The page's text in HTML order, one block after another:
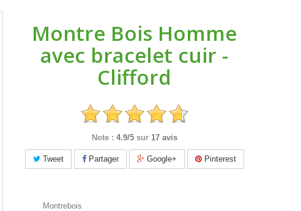
Montre Bois Homme
avec bracelet cuir -
Clifford
Note : 4.9/5 sur 17 avis
Tweet Partager Google+ Pinterest
Montrebois